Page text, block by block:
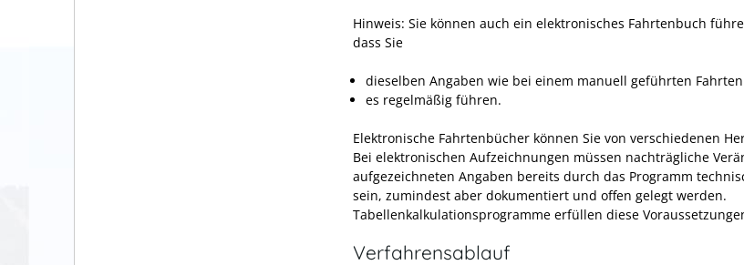
Hinweis: Sie können auch ein elektronisches Fahrtenbuch
dass Sie
dieselben Angaben wie bei einem manuell geführten
es regelmäßig führen.
Elektronische Fahrtenbücher können Sie von verschiedenen
Bei elektronischen Aufzeichnungen müssen nachträgliche
aufgezeichneten Angaben bereits durch das Programm
sein, zumindest aber dokumentiert und offen gelegt werden.
Tabellenkalkulationsprogramme erfüllen diese
Verfahrensablauf